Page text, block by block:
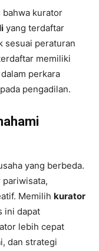
bahwa kurator
yang terdaftar
sesuai peraturan
memiliki
perkara
pengadilan.
yang berbeda.
pariwisata,
Memilih kurator
ini dapat
lebih cepat
dan strategi